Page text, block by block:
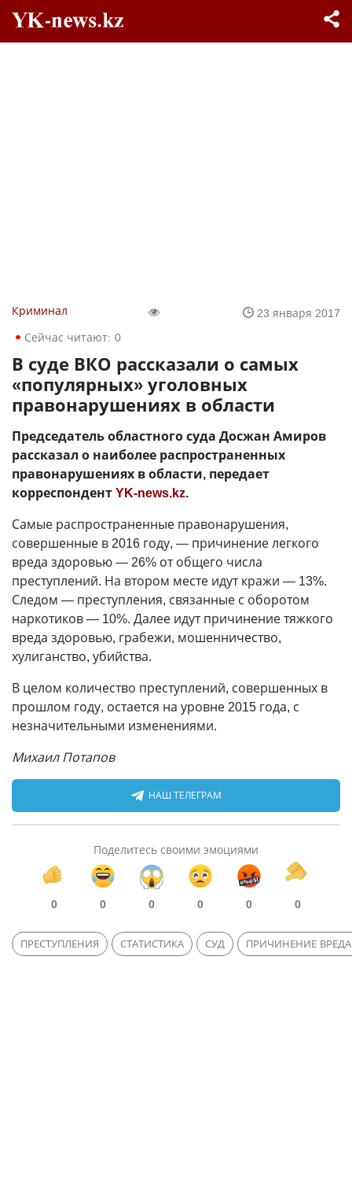
Криминал
23 января 2017
Сейчас читают: 0
В суде ВКО рассказали о самых
«популярных» уголовных
правонарушениях в области
Председатель областного суда Досжан Амиров
рассказал о наиболее распространенных
правонарушениях в области, передает
корреспондентYK-news.kz.
Самые распространенные правонарушения,
совершенные в 2016 году, — причинение легкого
вреда здоровью — 26% от общего числа
преступлений. На втором месте идут кражи — 13%.
Следом — преступления, связанные с оборотом
наркотиков — 10%. Далее идут причинение тяжкого
вреда здоровью, грабежи, мошенничество,
хулиганство, убийства.
В целом количество преступлений, совершенных в
прошлом году, остается на уровне 2015 года, с
незначительными изменениями.
Михаил Потапов
НАШ ТЕЛЕГРАМ
Поделитесь своими эмоциями
0 0 0 0 0 0
ПРЕСТУПЛЕНИЯ СТАТИСТИКА СУД ПРИЧИНЕНИЕ